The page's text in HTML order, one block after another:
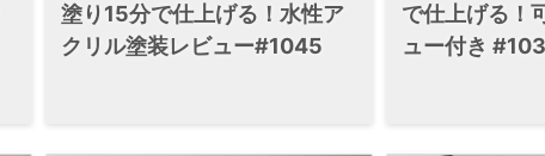
塗り15分で仕上げる！水性ア
クリル塗装レビュー#1045
で仕上げる！
ュー付き